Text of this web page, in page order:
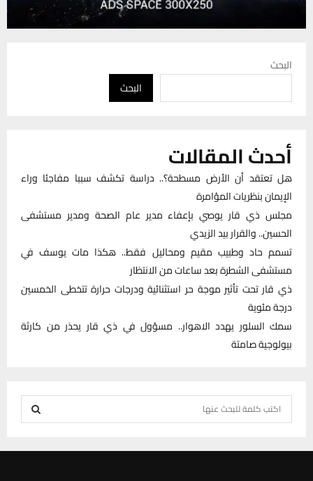
البحث
البحث
أحدث المقالات
هل تعتقد أن الأرض مسطحة؟.. دراسة تكشف سببا مفاجئا وراء
الإيمان بنظريات المؤامرة
مجلس ذي قار يوصي بإعفاء مدير عام الصحة ومدير مستشفى
الحسين.. والقرار بيد الزيدي
تسمم حاد وطبيب مقيم ومحاليل فقط.. هكذا مات يوسف في
مستشفى الشطرة بعد ساعات من الانتظار
ذي قار تحت تأثير موجة حر استثنائية ودرجات حرارة تتخطى الخمسين
درجة مئوية
سمك السلور يهدد الاهوار.. مسؤول في ذي قار يحذر من كارثة
بيولوجية صامتة
e
r